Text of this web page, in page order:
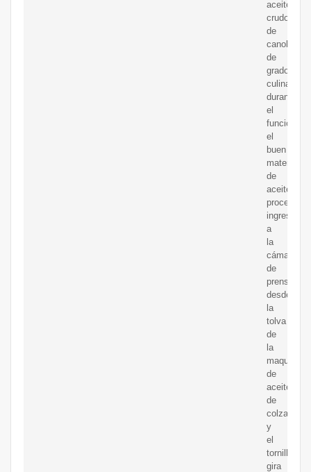
aceite
crudo
de
canola
de
grado
culinario.
durante
el
el
buen
material
de
aceite
procesado
ingresa
a
la
cámara
de
prensado
desde
la
tolva
de
la
maquinaria
de
aceite
de
colza,
y
el
tornillo
gira